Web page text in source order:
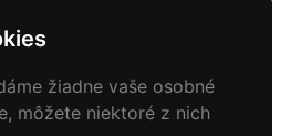
žiadne vaše osobné
môžete niektoré z nich